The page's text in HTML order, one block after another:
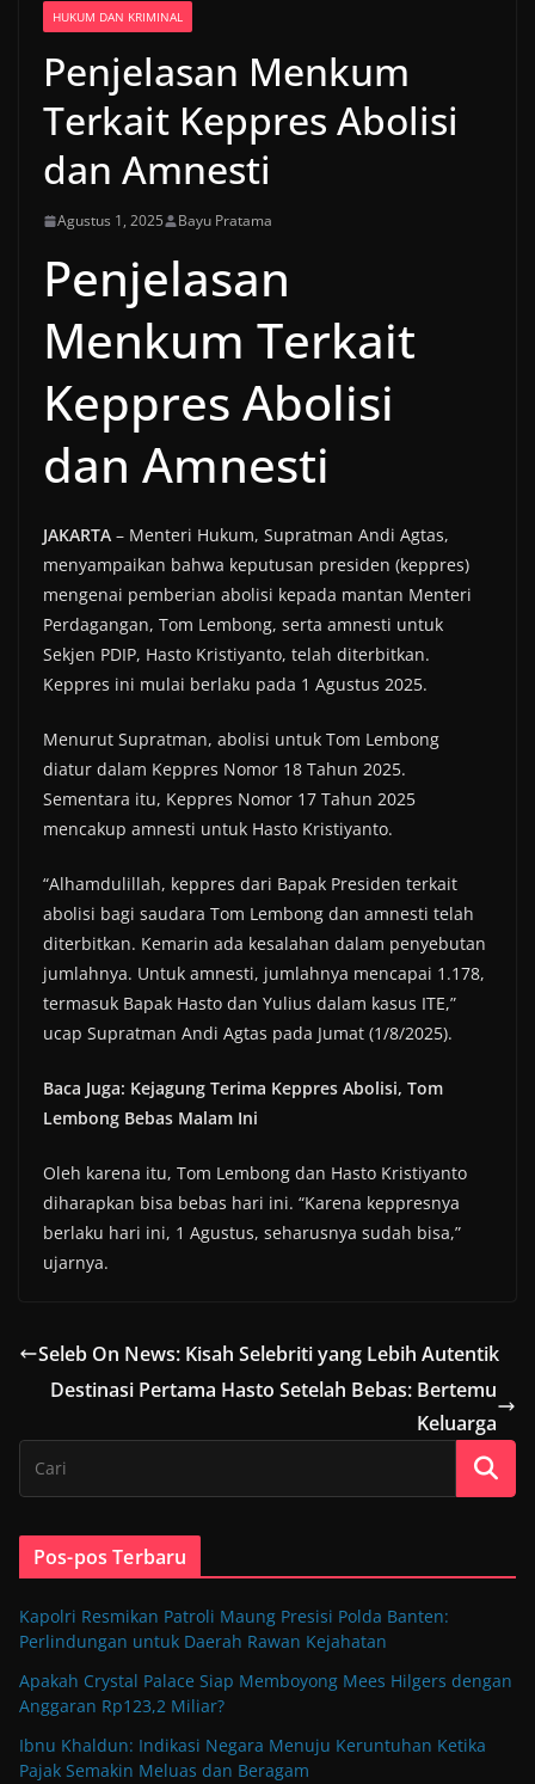
HUKUM DAN KRIMINAL
Penjelasan Menkum
Terkait Keppres Abolisi
dan Amnesti
Agustus 1, 2025 Bayu Pratama
Penjelasan
Menkum Terkait
Keppres Abolisi
dan Amnesti
JAKARTA – Menteri Hukum, Supratman Andi Agtas,
menyampaikan bahwa keputusan presiden (keppres)
mengenai pemberian abolisi kepada mantan Menteri
Perdagangan, Tom Lembong, serta amnesti untuk
Sekjen PDIP, Hasto Kristiyanto, telah diterbitkan.
Keppres ini mulai berlaku pada 1 Agustus 2025.
Menurut Supratman, abolisi untuk Tom Lembong
diatur dalam Keppres Nomor 18 Tahun 2025.
Sementara itu, Keppres Nomor 17 Tahun 2025
mencakup amnesti untuk Hasto Kristiyanto.
“Alhamdulillah, keppres dari Bapak Presiden terkait
abolisi bagi saudara Tom Lembong dan amnesti telah
diterbitkan. Kemarin ada kesalahan dalam penyebutan
jumlahnya. Untuk amnesti, jumlahnya mencapai 1.178,
termasuk Bapak Hasto dan Yulius dalam kasus ITE,”
ucap Supratman Andi Agtas pada Jumat (1/8/2025).
Baca Juga: Kejagung Terima Keppres Abolisi, Tom
Lembong Bebas Malam Ini
Oleh karena itu, Tom Lembong dan Hasto Kristiyanto
diharapkan bisa bebas hari ini. “Karena keppresnya
berlaku hari ini, 1 Agustus, seharusnya sudah bisa,”
ujarnya.
Seleb On News: Kisah Selebriti yang Lebih Autentik
Destinasi Pertama Hasto Setelah Bebas: Bertemu
Keluarga
Pos-pos Terbaru
Kapolri Resmikan Patroli Maung Presisi Polda Banten:
Perlindungan untuk Daerah Rawan Kejahatan
Apakah Crystal Palace Siap Memboyong Mees Hilgers dengan
Anggaran Rp123,2 Miliar?
Ibnu Khaldun: Indikasi Negara Menuju Keruntuhan Ketika
Pajak Semakin Meluas dan Beragam